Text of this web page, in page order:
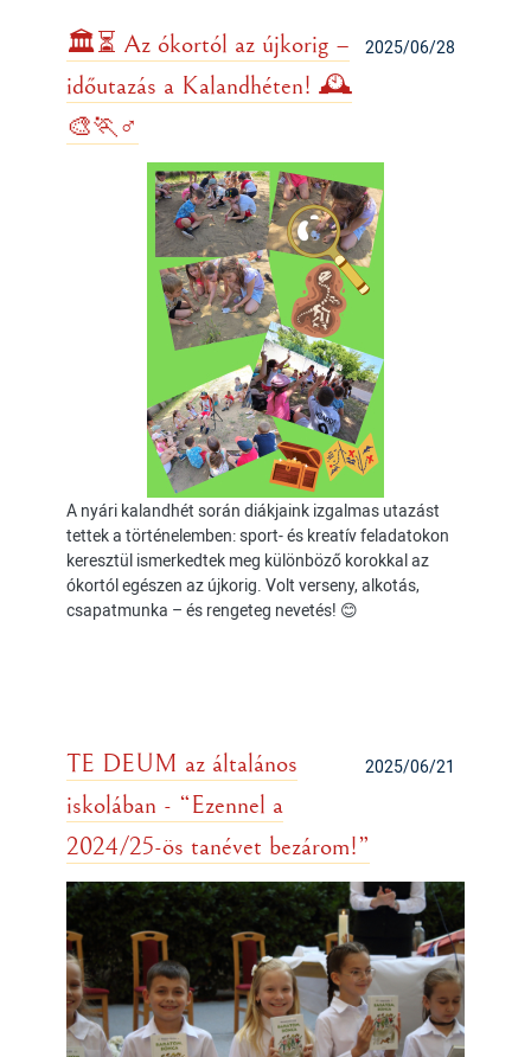
2025/06/28
🏛️⏳ Az ókortól az újkorig –
időutazás a Kalandhéten! 🕰️
🎨🏃♂️
A nyári kalandhét során diákjaink izgalmas utazást
tettek a történelemben: sport- és kreatív feladatokon
keresztül ismerkedtek meg különböző korokkal az
ókortól egészen az újkorig. Volt verseny, alkotás,
csapatmunka – és rengeteg nevetés! 😊
2025/06/21
TE DEUM az általános
iskolában - “Ezennel a
2024/25-ös tanévet bezárom!”